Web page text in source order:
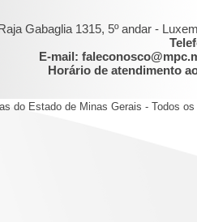
Gabaglia 1315, 5º andar -
E-mail:
Horário de atendimento
do Estado de Minas Gerais - Todos